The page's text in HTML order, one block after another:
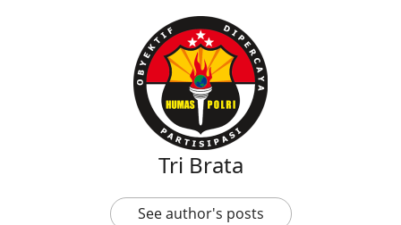
Tri Brata
See author's posts